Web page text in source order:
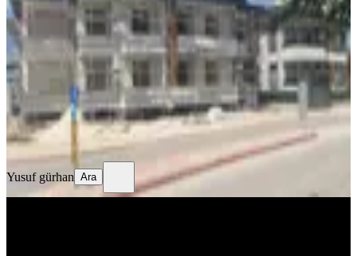
Konya, Meram
3+1
·130 m²· 1. Kat·29.06.2026
5.800.000 ₺
Yusuf gürhan
Ara
Yusuf gürhan Ara